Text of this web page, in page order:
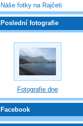
Náše fotky na Rajčeti
Poslední fotografie
Fotografie dne
Facebook